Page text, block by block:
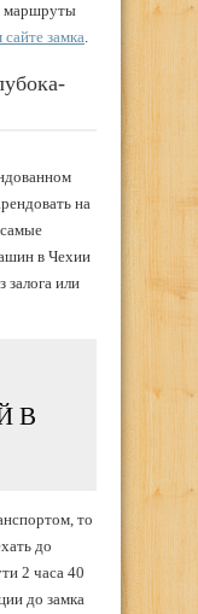
маршруты
замка.
на
в Чехии
залога или
В
то
до
2 часа 40
до замка